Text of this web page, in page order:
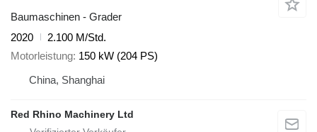
Baumaschinen - Grader
2020
2.100 M/Std.
Motorleistung 150 kW (204 PS)
China, Shanghai
Red Rhino Machinery Ltd